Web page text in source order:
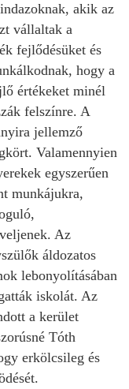
akik az
vállaltak a
fejlődésüket és
hogy a
értékeket minél
felszínre. A
jellemző
Valamennyien
egyszerűen
munkájukra,
Az
áldozatos
lebonyolításában
iskolát. Az
a kerület
Tóth
erkölcsileg és